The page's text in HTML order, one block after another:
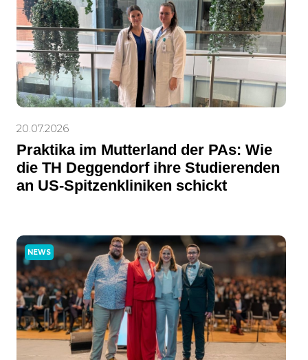
20.07.2026
Praktika im Mutterland der PAs: Wie
die TH Deggendorf ihre Studierenden
an US-Spitzenkliniken schickt
NEWS